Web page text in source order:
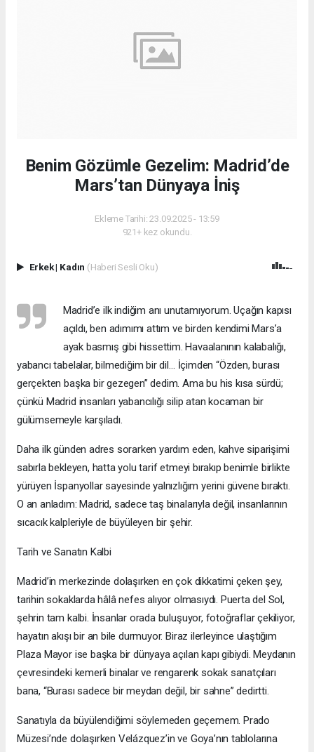
Benim Gözümle Gezelim: Madrid’de
Mars’tan Dünyaya İniş
Ekleme Tarihi: 23.09.2025 - 13:59
921+ kez okundu.
Erkek| Kadın (Haberi Sesli Oku)
Madrid’e ilk indiğim anı unutamıyorum. Uçağın kapısı
açıldı, ben adımımı attım ve birden kendimi Mars’a
ayak basmış gibi hissettim. Havaalanının kalabalığı,
yabancı tabelalar, bilmediğim bir dil… İçimden “Özden, burası
gerçekten başka bir gezegen” dedim. Ama bu his kısa sürdü;
çünkü Madrid insanları yabancılığı silip atan kocaman bir
gülümsemeyle karşıladı.
Daha ilk günden adres sorarken yardım eden, kahve siparişimi
sabırla bekleyen, hatta yolu tarif etmeyi bırakıp benimle birlikte
yürüyen İspanyollar sayesinde yalnızlığım yerini güvene bıraktı.
O an anladım: Madrid, sadece taş binalarıyla değil, insanlarının
sıcacık kalpleriyle de büyüleyen bir şehir.
Tarih ve Sanatın Kalbi
Madrid’in merkezinde dolaşırken en çok dikkatimi çeken şey,
tarihin sokaklarda hâlâ nefes alıyor olmasıydı. Puerta del Sol,
şehrin tam kalbi. İnsanlar orada buluşuyor, fotoğraflar çekiliyor,
hayatın akışı bir an bile durmuyor. Biraz ilerleyince ulaştığım
Plaza Mayor ise başka bir dünyaya açılan kapı gibiydi. Meydanın
çevresindeki kemerli binalar ve rengarenk sokak sanatçıları
bana, “Burası sadece bir meydan değil, bir sahne” dedirtti.
Sanatıyla da büyülendiğimi söylemeden geçemem. Prado
Müzesi’nde dolaşırken Velázquez’in ve Goya’nın tablolarına